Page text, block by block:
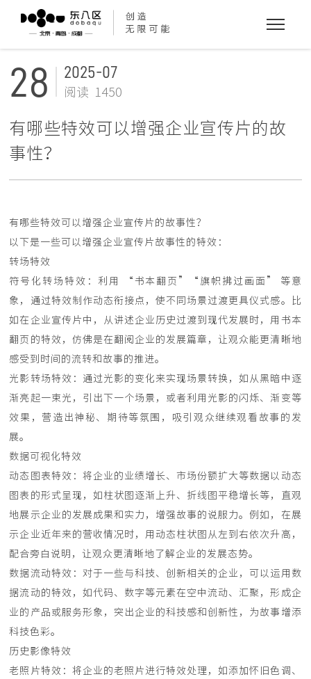
28 2025-07
阅读 1450
有哪些特效可以增强企业宣传片的故
事性？
有哪些特效可以增强企业宣传片的故事性？
以下是一些可以增强企业宣传片故事性的特效：
转场特效
符号化转场特效：利用 “书本翻页”“旗帜拂过画面” 等意
象，通过特效制作动态衔接点，使不同场景过渡更具仪式感。比
如在企业宣传片中，从讲述企业历史过渡到现代发展时，用书本
翻页的特效，仿佛是在翻阅企业的发展篇章，让观众能更清晰地
感受到时间的流转和故事的推进。
光影转场特效：通过光影的变化来实现场景转换，如从黑暗中逐
渐亮起一束光，引出下一个场景，或者利用光影的闪烁、渐变等
效果，营造出神秘、期待等氛围，吸引观众继续观看故事的发
展。
数据可视化特效
动态图表特效：将企业的业绩增长、市场份额扩大等数据以动态
图表的形式呈现，如柱状图逐渐上升、折线图平稳增长等，直观
地展示企业的发展成果和实力，增强故事的说服力。例如，在展
示企业近年来的营收情况时，用动态柱状图从左到右依次升高，
配合旁白说明，让观众更清晰地了解企业的发展态势。
数据流动特效：对于一些与科技、创新相关的企业，可以运用数
据流动的特效，如代码、数字等元素在空中流动、汇聚，形成企
业的产品或服务形象，突出企业的科技感和创新性，为故事增添
科技色彩。
历史影像特效
老照片特效：将企业的老照片进行特效处理，如添加怀旧色调、